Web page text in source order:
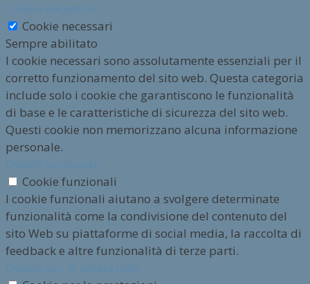
Cookie necessari
Sempre abilitato
I cookie necessari sono assolutamente essenziali per il
corretto funzionamento del sito web. Questa categoria
include solo i cookie che garantiscono le funzionalità
di base e le caratteristiche di sicurezza del sito web.
Questi cookie non memorizzano alcuna informazione
personale.
Cookie funzionali
I cookie funzionali aiutano a svolgere determinate
funzionalità come la condivisione del contenuto del
sito Web su piattaforme di social media, la raccolta di
feedback e altre funzionalità di terze parti.